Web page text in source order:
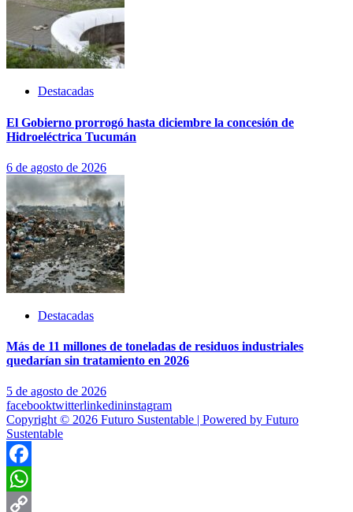
Destacadas
El Gobierno prorrogó hasta diciembre la concesión de
Hidroeléctrica Tucumán
6 de agosto de 2026
Destacadas
Más de 11 millones de toneladas de residuos industriales
quedarían sin tratamiento en 2026
5 de agosto de 2026
facebooktwitterlinkedininstagram
Copyright © 2026 Futuro Sustentable | Powered by Futuro
Sustentable
Facebook
WhatsApp